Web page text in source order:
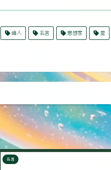
偉人 名言 思想家 星
名言